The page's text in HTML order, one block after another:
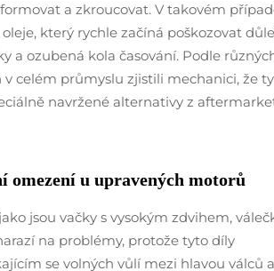
a zkroucovat. V takovém
který rychle začíná poškozovat
a ozubená kola časování. Podle
celém průmyslu zjistili mechanici, že
navržené alternativy z
omezení u upravených motorů
jsou vačky s vysokým zdvihem,
na problémy, protože tyto díly
se volných vůlí mezi hlavou válců a